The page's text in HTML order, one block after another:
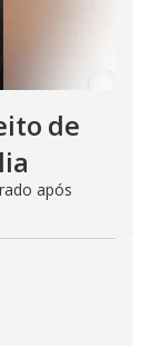
de
após